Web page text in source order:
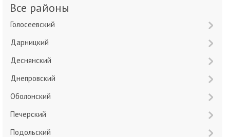
Все районы
Голосеевский
Дарницкий
Деснянский
Днепровский
Оболонский
Печерский
Подольский